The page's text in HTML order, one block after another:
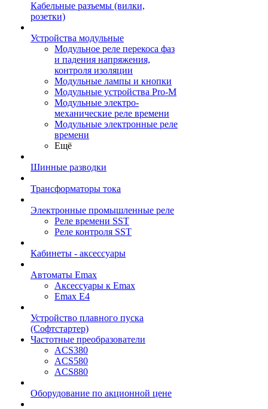
Кабельные разъемы (вилки,
розетки)
Устройства модульные
Модульное реле перекоса фаз
и падения напряжения,
контроля изоляции
Модульные лампы и кнопки
Модульные устройства Pro-M
Модульные электро-
механические реле времени
Модульные электронные реле
времени
Ещё
Шинные разводки
Трансформаторы тока
Электронные промышленные реле
Реле времени SST
Реле контроля SST
Кабинеты - аксессуары
Автоматы Emax
Аксессуары к Emax
Emax E4
Устройство плавного пуска
(Софтстартер)
Частотные преобразователи
ACS380
ACS580
ACS880
Оборудование по акционной цене